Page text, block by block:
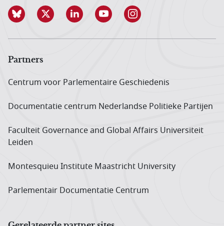
Partners
Centrum voor Parlementaire Geschiedenis
Documentatie centrum Neder­landse Politieke Partijen
Faculteit Governance and Global Affairs Universiteit
Leiden
Montesquieu Institute Maastricht University
Parlementair Documentatie Centrum